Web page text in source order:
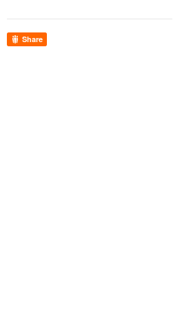
Share